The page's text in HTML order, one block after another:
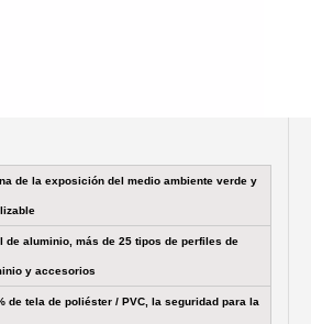
de la exposición del medio ambiente verde y
de aluminio, más de 25 tipos de perfiles de
y accesorios
de tela de poliéster / PVC, la seguridad para la